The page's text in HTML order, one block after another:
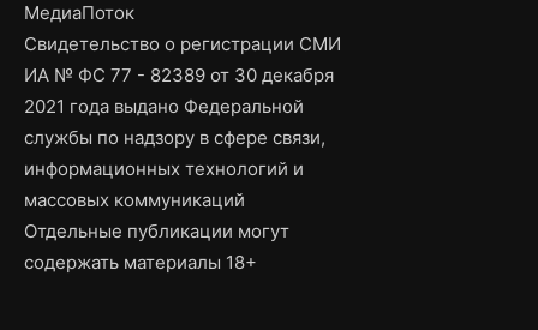
МедиаПоток
Свидетельство о регистрации СМИ
ИА № ФС 77 - 82389 от 30 декабря
2021 года выдано Федеральной
службы по надзору в сфере связи,
информационных технологий и
массовых коммуникаций
Отдельные публикации могут
содержать материалы 18+